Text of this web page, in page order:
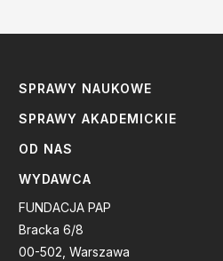
SPRAWY NAUKOWE
SPRAWY AKADEMICKIE
OD NAS
WYDAWCA
FUNDACJA PAP
Bracka 6/8
00-502, Warszawa